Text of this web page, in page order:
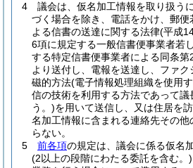
4
議会は、仮名加工情報を取り扱う
づく場合を除き、電話をかけ、郵便
よる信書の送達に関する法律(平成
6項に規定する一般信書便事業者若
する特定信書便事業者による同条第
より送付し、電報を送達し、ファ
磁的方法(電子情報処理組織を使用
信の技術を利用する方法であって
う。)を用いて送信し、又は住居を
名加工情報に含まれる連絡先その
らない。
5
前各項の規定は、議会に係る仮名
(2以上の段階にわたる委託を含む。)